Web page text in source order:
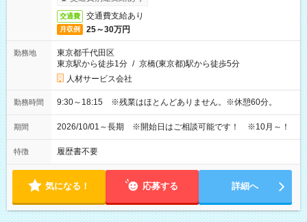
交通費 交通費支給あり
月収例 25～30万円
勤務地
東京都千代田区
東京駅から徒歩1分 / 京橋(東京都)駅から徒歩5分
人材サービス会社
勤務時間 9:30～18:15 ※残業はほとんどありません。※休憩60分。
期間 2026/10/01～長期 ※開始日はご相談可能です！ ※10月～！
特徴 履歴書不要
気になる！ 応募する 詳細へ